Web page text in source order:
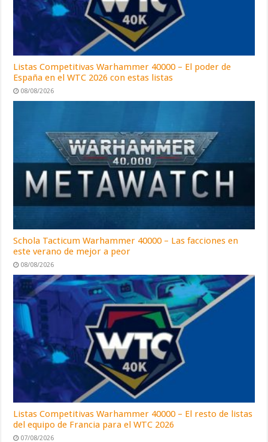
Listas Competitivas Warhammer 40000 – El poder de
España en el WTC 2026 con estas listas
08/08/2026
Schola Tacticum Warhammer 40000 – Las facciones en
este verano de mejor a peor
08/08/2026
Listas Competitivas Warhammer 40000 – El resto de listas
del equipo de Francia para el WTC 2026
07/08/2026